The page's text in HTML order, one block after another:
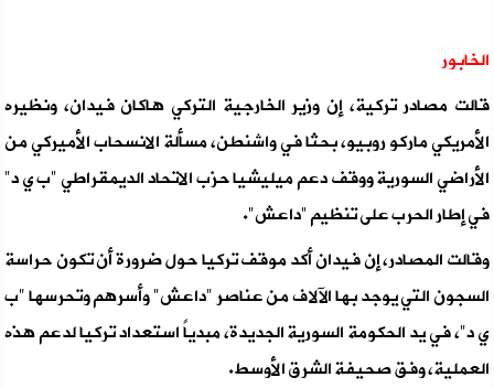
الخابور
قالت مصادر تركية، إن وزير الخارجية التركي هاكان فيدان، ونظيره
الأمريكي ماركو روبيو، بحثا في واشنطن، مسألة الانسحاب الأميركي من
الأراضي السورية ووقف دعم ميليشيا حزب الاتحاد الديمقراطي "ب ي د"
في إطار الحرب على تنظيم "داعش".
وقالت المصادر، إن فيدان أكد موقف تركيا حول ضرورة أن تكون حراسة
السجون التي يوجد بها الآلاف من عناصر "داعش" وأسرهم وتحرسها "ب
ي د"، في يد الحكومة السورية الجديدة، مبدياً استعداد تركيا لدعم هذه
العملية، وفق صحيفة الشرق الأوسط.